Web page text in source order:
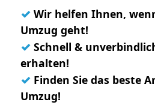
✓ Wir helfen Ihnen,
Umzug geht!
✓ Schnell &
erhalten!
✓ Finden Sie das beste
Umzug!